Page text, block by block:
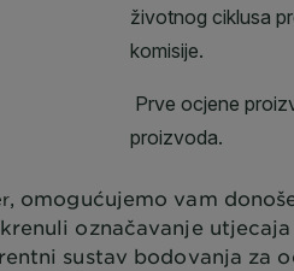
, omogućujemo vam
označavanje
sustav bodovanja za